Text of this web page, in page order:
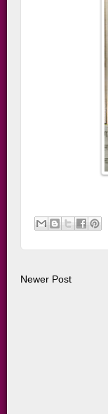
Newer Post